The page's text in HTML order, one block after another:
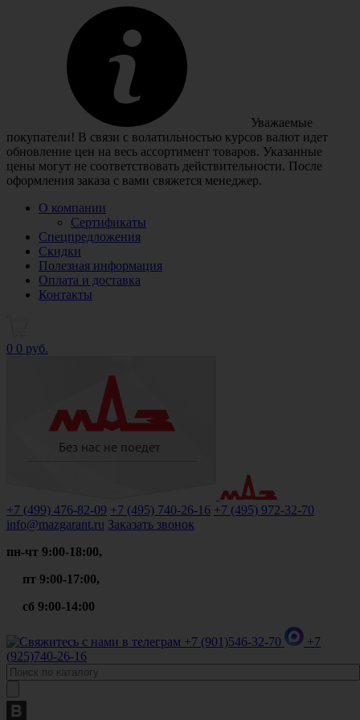
Уважаемые
покупатели! В связи с волатильностью курсов валют идет
обновление цен на весь ассортимент товаров. Указанные
цены могут не соответствовать действительности. После
оформления заказа с вами свяжется менеджер.
О компании
Сертификаты
Спецпредложения
Скидки
Полезная информация
Оплата и доставка
Контакты
0 0 руб.
+7 (499) 476-82-09 +7 (495) 740-26-16 +7 (495) 972-32-70
info@mazgarant.ru Заказать звонок
пн-чт 9:00-18:00,
пт 9:00-17:00,
сб 9:00-14:00
+7 (901)546-32-70
+7
(925)740-26-16